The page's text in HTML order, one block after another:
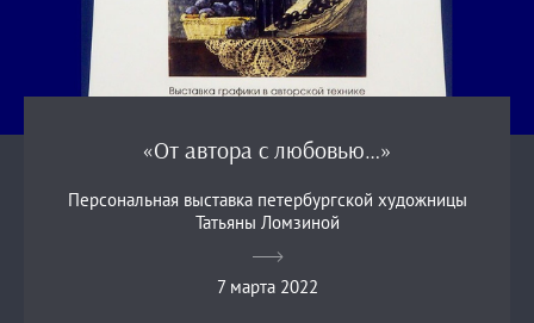
«От автора с любовью…»
Персональная выставка петербургской художницы
Татьяны Ломзиной
7 марта 2022